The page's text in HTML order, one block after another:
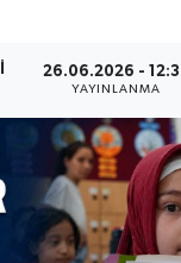
26.06.2026 -
YAYINLANMA